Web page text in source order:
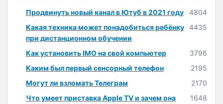
Продвинуть новый канал в Ютуб в 2021 году
4804
Какая техника может понадобиться ребёнку
при дистанционном обучении
4435
Как установить IMO на свой компьютер
3796
Каким был первый сенсорный телефон
2195
Могут ли взломать Телеграм
2170
Что умеет приставка Apple TV и зачем она
1648